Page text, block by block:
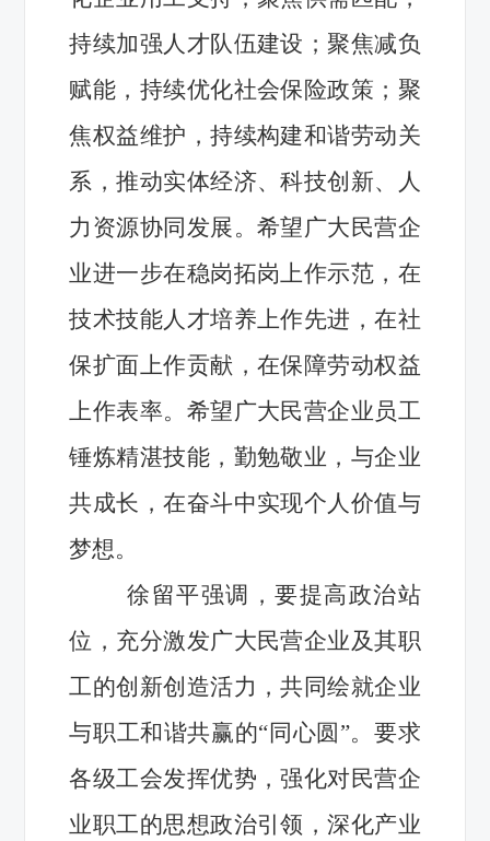
持续加强人才队伍建设；聚焦减负
赋能，持续优化社会保险政策；聚
焦权益维护，持续构建和谐劳动关
系，推动实体经济、科技创新、人
力资源协同发展。希望广大民营企
业进一步在稳岗拓岗上作示范，在
技术技能人才培养上作先进，在社
保扩面上作贡献，在保障劳动权益
上作表率。希望广大民营企业员工
锤炼精湛技能，勤勉敬业，与企业
共成长，在奋斗中实现个人价值与
梦想。
徐留平强调，要提高政治站
位，充分激发广大民营企业及其职
工的创新创造活力，共同绘就企业
与职工和谐共赢的“同心圆”。要求
各级工会发挥优势，强化对民营企
业职工的思想政治引领，深化产业